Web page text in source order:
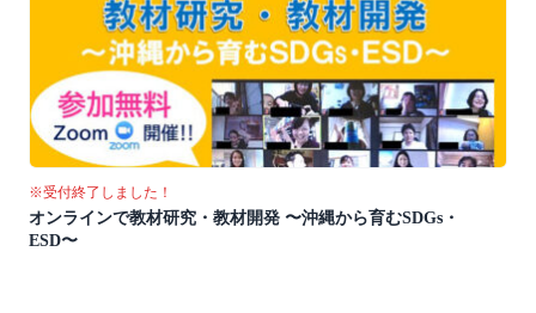
※受付終了しました！
オンラインで教材研究・教材開発 〜沖縄から育むSDGs・
ESD〜